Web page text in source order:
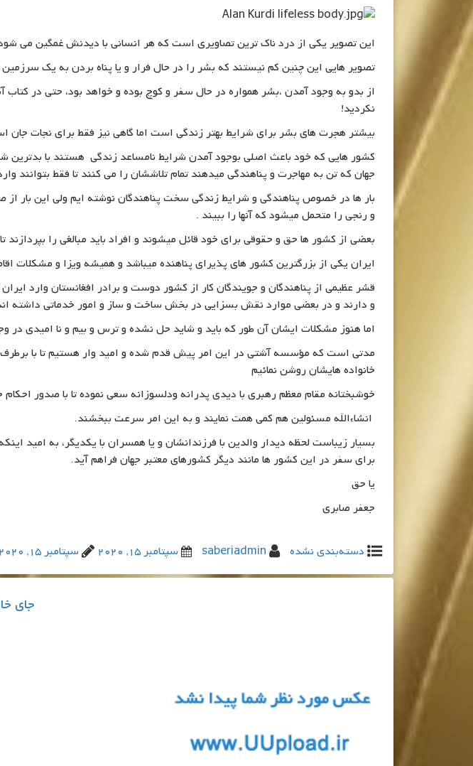
این تصویر یکی از درد ناک ترین تصاویری است که هر انسانی با دیدنش غمگین می
تصویر هایی این چنین کم نیستند که بشر را در حال فرار و یا پناه بردن به یک
از بدو به وجود آمدن ،بشر همواره در حال سفر و کوچ بوده و خواهد بود، حتی در
نکردید!
بیشتر هجرت های بشر برای شرایط بهتر زندگی است اما گاهی نیز فقط برای نجات جان
کشور هایی که خود باعث اصلی بوجود آمدن شرایط نامساعد زندگی هستند با بدترین
جهان که تن به مهاجرت و پناهندگی میدهند تمام تلاششان را می کنند تا فقط بتوانند
بار ها در خصوص پناهندگی و شرایط زندگی سخت پناهندگان نوشته ایم ولی این بار
و رنجی را متحمل میشود که آنها را ببیند .
بعضی از کشور ها حق و حقوقی برای خود قائل میشوند و افراد باید مبالغی را
ایران یکی از بزرگترین کشور های پذیرای پناهنده میباشد و همیشه ویزا و مشکلات
قشر عظیمی از پناهندگان و جویندگان کار از کشور دوست و برادر افغانستان وارد
و دارند و در بعضی موارد نقش بسزایی در بخش ساخت و ساز و امور خدماتی داشته
اما هنوز مشکلات ایشان آن طور که باید و شاید حل نشده و ترس و بیم و نا امیدی در
مدتی است که مؤسسه آشتی در این امر پیش قدم شده و امید وار هستیم تا با برطرف
خانواده هایشان روشن نمائیم
خوشبختانه مقام معظم رهبری با دیدی پدرانه ودلسوزانه سعی نموده تا با صدور
انشاءالله مسئولین هم کمی همت نمایند و به این امر سرعت ببخشند.
بسیار زیباست لحظه دیدار والدین با فرزندانشان و یا همسران با یکدیگر، به امید
برای سفر در این کشور ها مانند دیگر کشورهای معتبر جهان فراهم آید.
یا حق
جعفر صابری
دسته‌بندی نشده saberiadmin سپتامبر 15, 2020 سپتامبر 15, 2020
جای